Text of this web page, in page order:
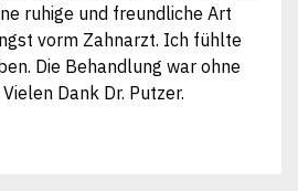
ruhige und freundliche Art
vorm Zahnarzt. Ich fühlte
Die Behandlung war ohne
Dank Dr. Putzer.